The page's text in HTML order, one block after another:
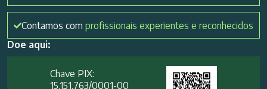
Contamos com profissionais experientes e reconhecidos
Doe aqui:
Chave PIX:
15.151.763/0001-00​